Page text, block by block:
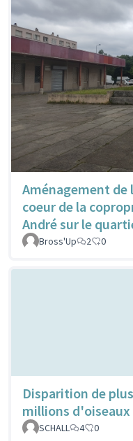
Aménagement de
coeur de la
André sur le
Bross'Up 2 0
Disparition de
millions d'oiseaux
SCHALL
4 0